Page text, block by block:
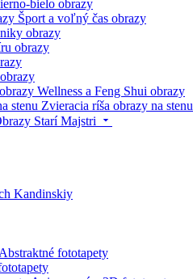
bielo obrazy
Šport a voľný čas obrazy
obrazy
obrazy
Wellness a Feng Shui obrazy
Zvieracia ríša obrazy na stenu
Starí Majstri
Kandinskiy
Abstraktné fototapety